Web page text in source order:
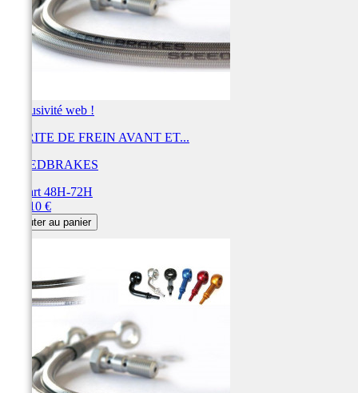
Exclusivité web !
DURITE DE FREIN AVANT ET...
SPEEDBRAKES
Départ 48H-72H
443,10 €
Ajouter au panier